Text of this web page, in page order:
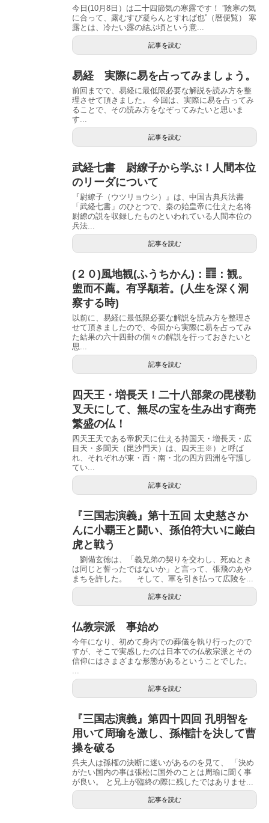
今日(10月8日）は二十四節気の寒露です！ ”陰寒の気
に合って、露むすび凝らんとすれば也”（暦便覧） 寒
露とは、冷たい露の結ぶ頃という意...
記事を読む
易経 実際に易を占ってみましょう。
前回までで、易経に最低限必要な解説を読み方を整
理させて頂きました。 今回は、実際に易を占ってみ
ることで、その読み方をなぞってみたいと思いま
す...
記事を読む
武経七書 尉繚子から学ぶ！人間本位
のリーダについて
『尉繚子（ウツリョウシ）』は、中国古典兵法書
「武経七書」のひとつで、秦の始皇帝に仕えた名将
尉繚の説を収録したものといわれている人間本位の
兵法...
記事を読む
(２０)風地観(ふうちかん)：䷓：観。
盥而不薦。有孚顒若。(人生を深く洞
察する時)
以前に、易経に最低限必要な解説を読み方を整理さ
せて頂きましたので、今回から実際に易を占ってみ
た結果の六十四卦の個々の解説を行っておきたいと
思...
記事を読む
四天王・増長天！二十八部衆の毘楼勒
叉天にして、無尽の宝を生み出す商売
繁盛の仏！
四天王天である帝釈天に仕える持国天・増長天・広
目天・多聞天（毘沙門天）は、四天王※）と呼ば
れ、それぞれが東・西・南・北の四方四洲を守護し
てい...
記事を読む
『三国志演義』第十五回 太史慈さか
んに小覇王と闘い、孫伯符大いに厳白
虎と戦う
劉備玄徳は、「義兄弟の契りを交わし、死ぬとき
は同じと誓ったではないか」と言って、張飛のあや
まちを許した。 そして、軍を引き払って広陵を...
記事を読む
仏教宗派 事始め
今年になり、初めて身内での葬儀を執り行ったので
すが、そこで実感したのは日本での仏教宗派とその
信仰にはさまざまな形態があるということでした。
記事を読む
『三国志演義』第四十四回 孔明智を
用いて周瑜を激し、孫権計を決して曹
操を破る
呉夫人は孫権の決断に迷いがあるのを見て、 「決め
がたい国内の事は張松に国外のことは周瑜に聞く事
が良い。 と兄上が臨終の際に残したではありませ...
記事を読む